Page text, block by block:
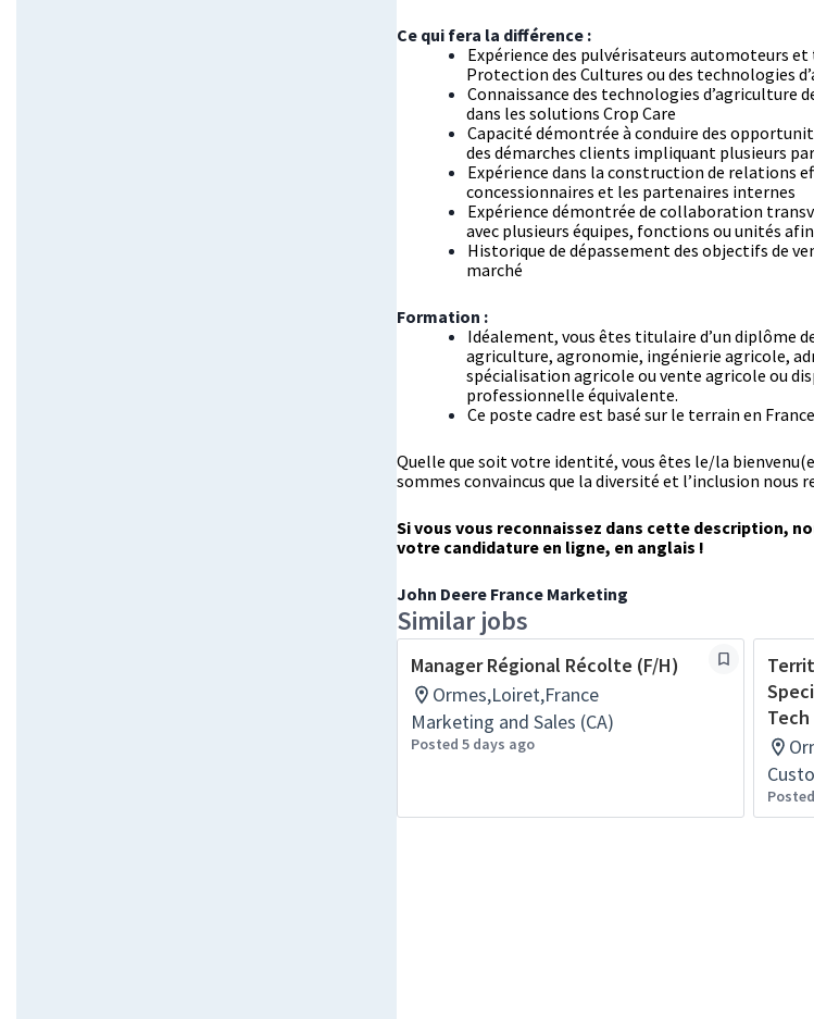
Ce qui fera la différence :
Expérience des pulvérisateurs automoteurs
Protection des Cultures ou des technologies
Connaissance des technologies d’agriculture
dans les solutions Crop Care
Capacité démontrée à conduire des
des démarches clients impliquant plusieurs
Expérience dans la construction de relations
concessionnaires et les partenaires internes
Expérience démontrée de collaboration
avec plusieurs équipes, fonctions ou unités
Historique de dépassement des objectifs de
marché
Formation :
Idéalement, vous êtes titulaire d’un diplôme
agriculture, agronomie, ingénierie agricole,
spécialisation agricole ou vente agricole ou
professionnelle équivalente.
Ce poste cadre est basé sur le terrain en
Quelle que soit votre identité, vous êtes le/la
sommes convaincus que la diversité et l’inclusion nous
Si vous vous reconnaissez dans cette description,
votre candidature en ligne, en anglais !
John Deere France Marketing
Similar jobs
Manager Régional Récolte (F/H)
Ormes,Loiret,France
Marketing and Sales (CA)
Posted 5 days ago
Tech